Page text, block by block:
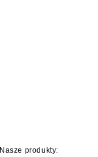
Nasze produkty: